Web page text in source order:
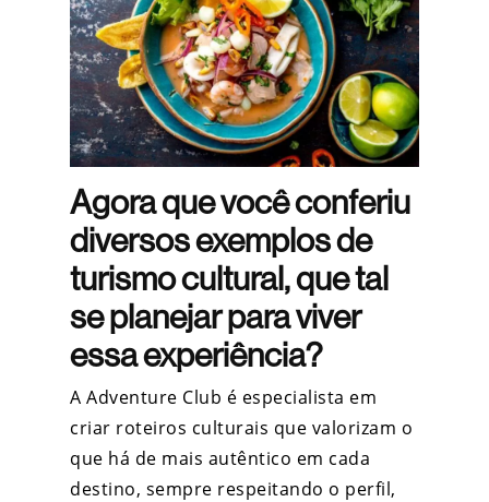
Agora que você conferiu
diversos exemplos de
turismo cultural, que tal
se planejar para viver
essa experiência?
A Adventure Club é especialista em
criar roteiros culturais que valorizam o
que há de mais autêntico em cada
destino, sempre respeitando o perfil,